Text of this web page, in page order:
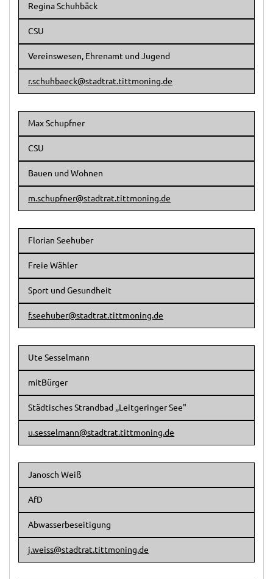
Regina Schuhbäck
CSU
Vereinswesen, Ehrenamt und Jugend
r.schuhbaeck@stadtrat.tittmoning.de
Max Schupfner
CSU
Bauen und Wohnen
m.schupfner@stadtrat.tittmoning.de
Florian Seehuber
Freie Wähler
Sport und Gesundheit
f.seehuber@stadtrat.tittmoning.de
Ute Sesselmann
mitBürger
Städtisches Strandbad ,,Leitgeringer See"
u.sesselmann@stadtrat.tittmoning.de
Janosch Weiß
AfD
Abwasserbeseitigung
j.weiss@stadtrat.tittmoning.de